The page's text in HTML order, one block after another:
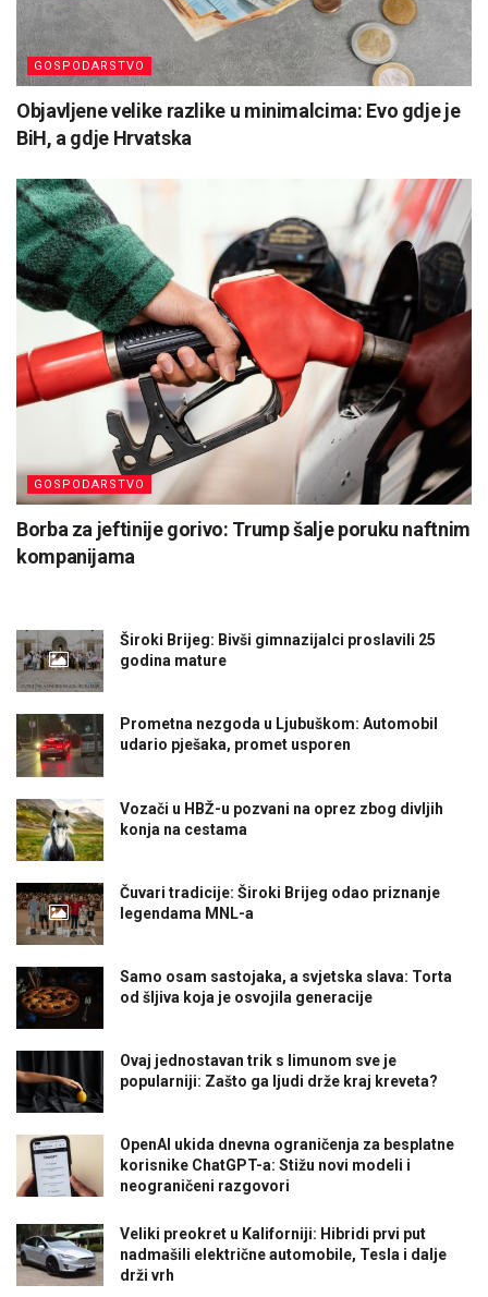
GOSPODARSTVO
Objavljene velike razlike u minimalcima: Evo gdje je
BiH, a gdje Hrvatska
GOSPODARSTVO
Borba za jeftinije gorivo: Trump šalje poruku naftnim
kompanijama
Široki Brijeg: Bivši gimnazijalci proslavili 25
godina mature
Prometna nezgoda u Ljubuškom: Automobil
udario pješaka, promet usporen
Vozači u HBŽ-u pozvani na oprez zbog divljih
konja na cestama
Čuvari tradicije: Široki Brijeg odao priznanje
legendama MNL-a
Samo osam sastojaka, a svjetska slava: Torta
od šljiva koja je osvojila generacije
Ovaj jednostavan trik s limunom sve je
popularniji: Zašto ga ljudi drže kraj kreveta?
OpenAI ukida dnevna ograničenja za besplatne
korisnike ChatGPT-a: Stižu novi modeli i
neograničeni razgovori
Veliki preokret u Kaliforniji: Hibridi prvi put
nadmašili električne automobile, Tesla i dalje
drži vrh